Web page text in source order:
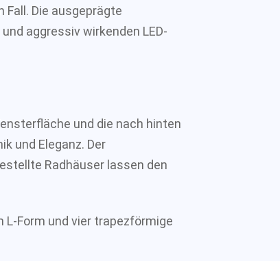
Fall. Die ausgeprägte
aggressiv wirkenden LED-
und die nach hinten
und Eleganz. Der
Radhäuser lassen den
Form und vier trapezförmige